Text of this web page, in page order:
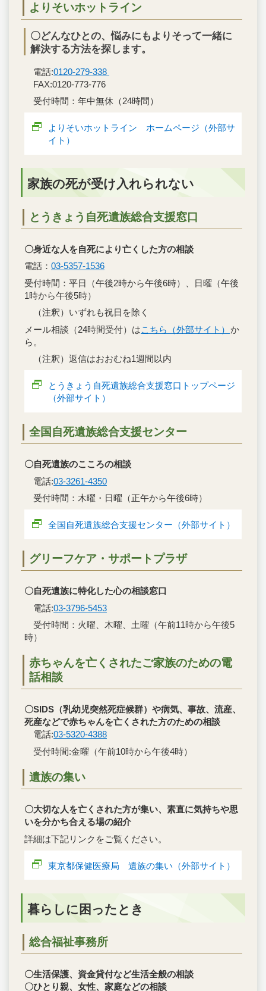
よりそいホットライン
〇どんなひとの、悩みにもよりそって一緒に
解決する方法を探します。
電話:0120-279-338
FAX:0120-773-776
受付時間：年中無休（24時間）
よりそいホットライン ホームページ（外部サ
イト）
家族の死が受け入れられない
とうきょう自死遺族総合支援窓口
〇身近な人を自死により亡くした方の相談
電話： 03-5357-1536
受付時間：平日（午後2時から午後6時）、日曜（午後
1時から午後5時）
（注釈）いずれも祝日を除く
メール相談（24時間受付）はこちら（外部サイト） か
ら。
（注釈）返信はおおむね1週間以内
とうきょう自死遺族総合支援窓口トップページ
（外部サイト）
全国自死遺族総合支援センター
〇自死遺族のこころの相談
電話:03-3261-4350
受付時間：木曜・日曜（正午から午後6時）
全国自死遺族総合支援センター（外部サイト）
グリーフケア・サポートプラザ
〇自死遺族に特化した心の相談窓口
電話:03-3796-5453
受付時間：火曜、木曜、土曜（午前11時から午後5
時）
赤ちゃんを亡くされたご家族のための電
話相談
〇SIDS（乳幼児突然死症候群）や病気、事故、流産、
死産などで赤ちゃんを亡くされた方のための相談
電話:03-5320-4388
受付時間:金曜（午前10時から午後4時）
遺族の集い
〇大切な人を亡くされた方が集い、素直に気持ちや思
いを分かち合える場の紹介
詳細は下記リンクをご覧ください。
東京都保健医療局 遺族の集い（外部サイト）
暮らしに困ったとき
総合福祉事務所
〇生活保護、資金貸付など生活全般の相談
〇ひとり親、女性、家庭などの相談